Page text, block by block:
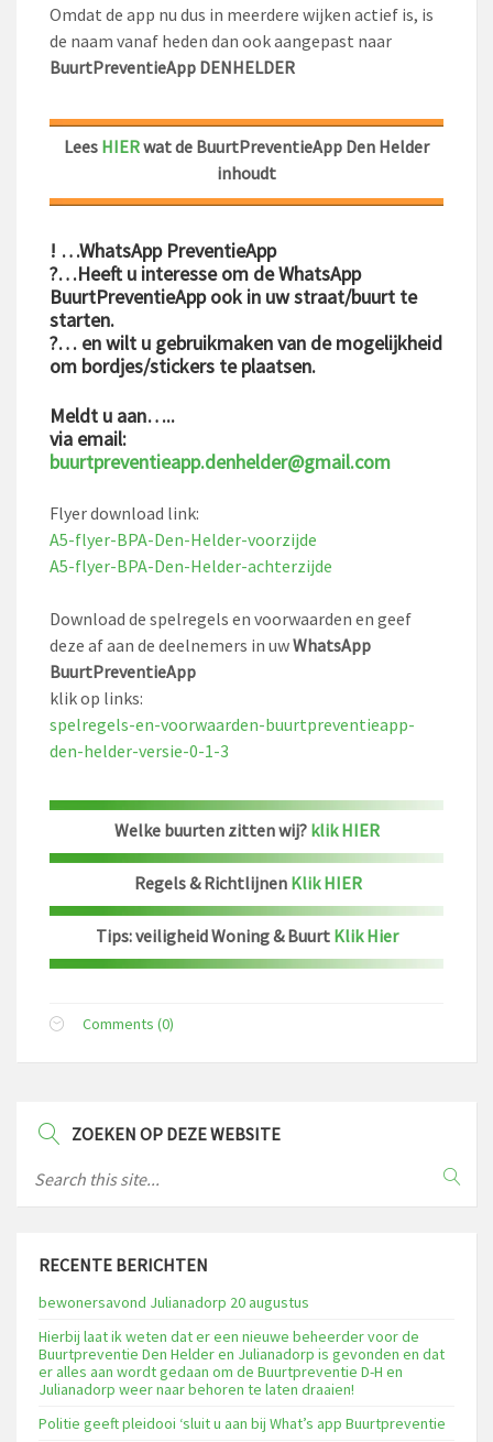
Omdat de app nu dus in meerdere wijken actief is, is
de naam vanaf heden dan ook aangepast naar
BuurtPreventieApp DENHELDER
Lees HIERwat de BuurtPreventieApp Den Helder
inhoudt
! …WhatsApp PreventieApp
?…Heeft u interesse om de WhatsApp
BuurtPreventieApp ook in uw straat/buurt te
starten.
?… en wilt u gebruikmaken van de mogelijkheid
om bordjes/stickers te plaatsen.
Meldt u aan…..
via email:
buurtpreventieapp.denhelder@gmail.com
Flyer download link:
A5-flyer-BPA-Den-Helder-voorzijde
A5-flyer-BPA-Den-Helder-achterzijde
Download de spelregels en voorwaarden en geef
deze af aan de deelnemers in uwWhatsApp
BuurtPreventieApp
klik op links:
spelregels-en-voorwaarden-buurtpreventieapp-
den-helder-versie-0-1-3
Welke buurten zitten wij? klik HIER
Regels & Richtlijnen Klik HIER
Tips: veiligheid Woning & Buurt Klik Hier
Comments (0)
ZOEKEN OP DEZE WEBSITE
RECENTE BERICHTEN
bewonersavond Julianadorp 20 augustus
Hierbij laat ik weten dat er een nieuwe beheerder voor de
Buurtpreventie Den Helder en Julianadorp is gevonden en dat
er alles aan wordt gedaan om de Buurtpreventie D-H en
Julianadorp weer naar behoren te laten draaien!
Politie geeft pleidooi ‘sluit u aan bij What’s app Buurtpreventie